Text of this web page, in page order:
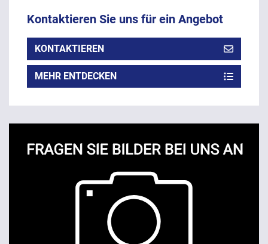
Kontaktieren Sie uns für ein Angebot
KONTAKTIEREN
MEHR ENTDECKEN